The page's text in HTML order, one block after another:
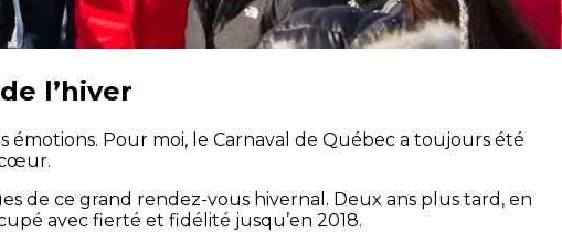
l’hiver
émotions. Pour moi, le Carnaval de Québec a toujours été
cœur.
de ce grand rendez-vous hivernal. Deux ans plus tard, en
avec fierté et fidélité jusqu’en 2018.